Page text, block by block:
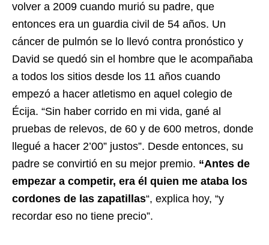
volver a 2009 cuando murió su padre, que
entonces era un guardia civil de 54 años. Un
cáncer de pulmón se lo llevó contra pronóstico y
David se quedó sin el hombre que le acompañaba
a todos los sitios desde los 11 años cuando
empezó a hacer atletismo en aquel colegio de
Écija. “Sin haber corrido en mi vida, gané al
pruebas de relevos, de 60 y de 600 metros, donde
llegué a hacer 2’00” justos”. Desde entonces, su
padre se convirtió en su mejor premio. “Antes de
empezar a competir, era él quien me ataba los
cordones de las zapatillas“, explica hoy, “y
recordar eso no tiene precio”.